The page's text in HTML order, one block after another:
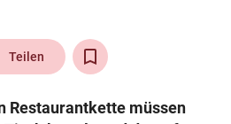
arrow_right
Teilen
Restaurantkette müssen